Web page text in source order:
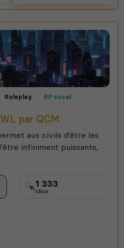
Roleplay
RP vocal
par QCM
aux civils d'être les
infiniment puissants,
1 333
clics